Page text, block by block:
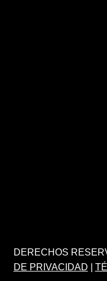
DERECHOS
DE PRIVACIDAD